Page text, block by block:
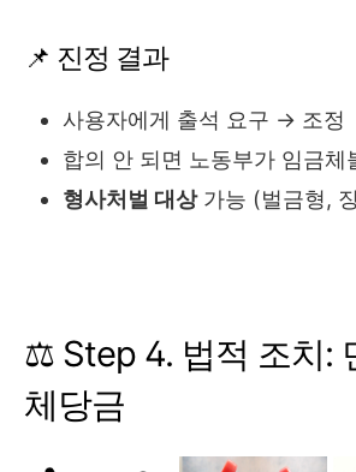
📌 진정 결과
사용자에게 출석 요구 → 조정
합의 안 되면 노동부가 임금체
형사처벌 대상가능 (벌금형,
⚖️ Step 4. 법적 조치:
체당금